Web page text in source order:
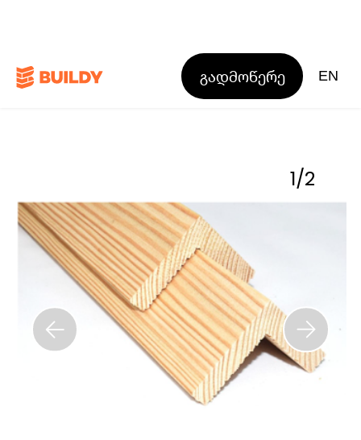
გადმოწერე EN
1/2